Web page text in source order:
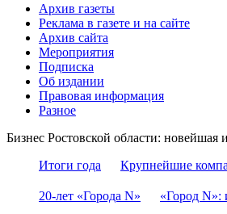
Архив газеты
Реклама в газете и на сайте
Архив сайта
Мероприятия
Подписка
Об издании
Правовая информация
Разное
Бизнес Ростовской области: новейшая
Итоги года
Крупнейшие
20-лет «Города N» «Город N»: